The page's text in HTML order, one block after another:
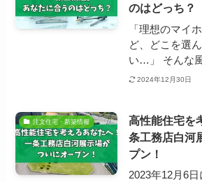
のはどっち？
「理想のマイ
ど、どこを選
い…」 そんな
2024年12月30日
注文住宅・新築情報
高性能住宅を
条工務店白河
プン！
2023年12月6